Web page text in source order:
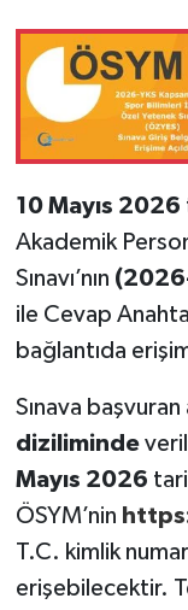
10 Mayıs 2026
Akademik
Sınavı’nın
ile Cevap
bağlantıda
Sınava
diziliminde
Mayıs 2026
ÖSYM’nin
T.C. kimlik
erişebilecektir.